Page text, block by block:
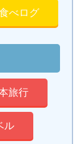
べログ
旅行
ル